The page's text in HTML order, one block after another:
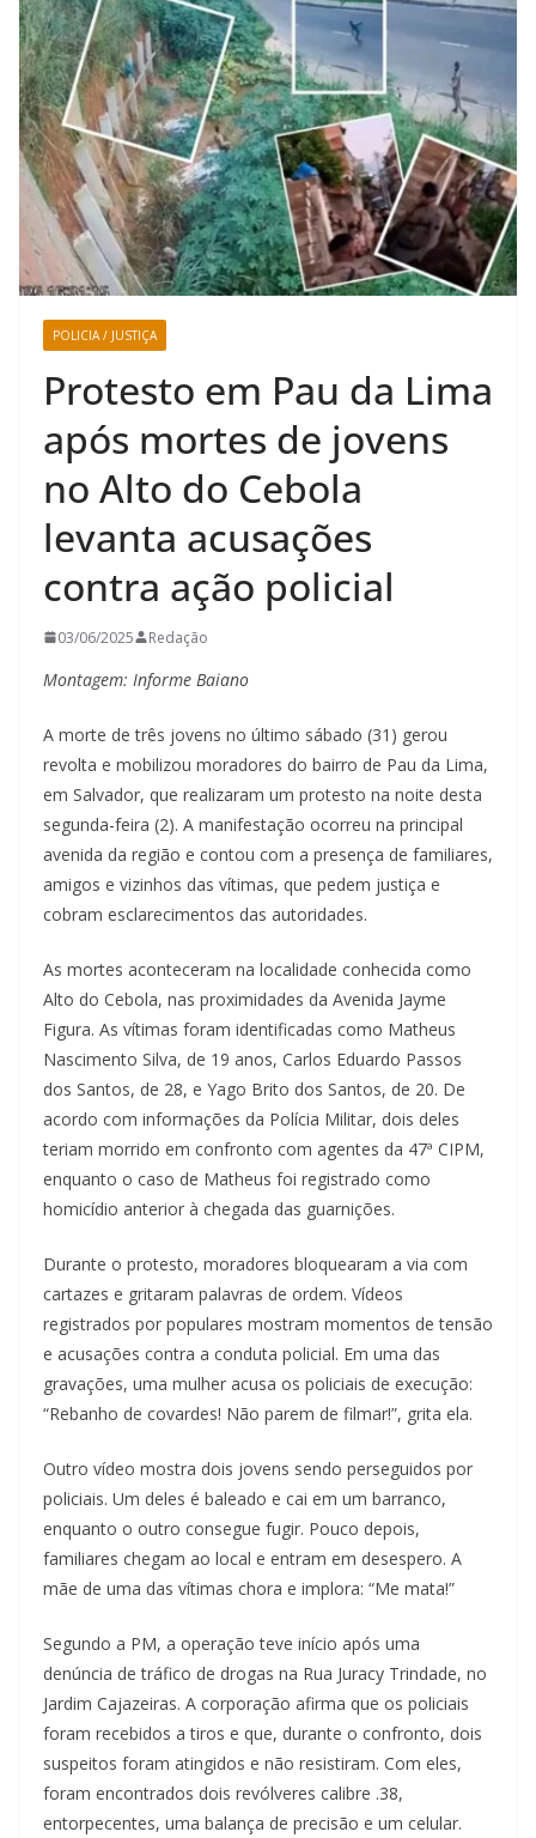
POLICIA / JUSTIÇA
Protesto em Pau da Lima
após mortes de jovens
no Alto do Cebola
levanta acusações
contra ação policial
03/06/2025 Redação
Montagem: Informe Baiano
A morte de três jovens no último sábado (31) gerou
revolta e mobilizou moradores do bairro de Pau da Lima,
em Salvador, que realizaram um protesto na noite desta
segunda-feira (2). A manifestação ocorreu na principal
avenida da região e contou com a presença de familiares,
amigos e vizinhos das vítimas, que pedem justiça e
cobram esclarecimentos das autoridades.
As mortes aconteceram na localidade conhecida como
Alto do Cebola, nas proximidades da Avenida Jayme
Figura. As vítimas foram identificadas como Matheus
Nascimento Silva, de 19 anos, Carlos Eduardo Passos
dos Santos, de 28, e Yago Brito dos Santos, de 20. De
acordo com informações da Polícia Militar, dois deles
teriam morrido em confronto com agentes da 47ª CIPM,
enquanto o caso de Matheus foi registrado como
homicídio anterior à chegada das guarnições.
Durante o protesto, moradores bloquearam a via com
cartazes e gritaram palavras de ordem. Vídeos
registrados por populares mostram momentos de tensão
e acusações contra a conduta policial. Em uma das
gravações, uma mulher acusa os policiais de execução:
“Rebanho de covardes! Não parem de filmar!”, grita ela.
Outro vídeo mostra dois jovens sendo perseguidos por
policiais. Um deles é baleado e cai em um barranco,
enquanto o outro consegue fugir. Pouco depois,
familiares chegam ao local e entram em desespero. A
mãe de uma das vítimas chora e implora: “Me mata!”
Segundo a PM, a operação teve início após uma
denúncia de tráfico de drogas na Rua Juracy Trindade, no
Jardim Cajazeiras. A corporação afirma que os policiais
foram recebidos a tiros e que, durante o confronto, dois
suspeitos foram atingidos e não resistiram. Com eles,
foram encontrados dois revólveres calibre .38,
entorpecentes, uma balança de precisão e um celular.